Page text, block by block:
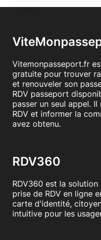
Vitemonpasseport.fr
gratuite pour trouver
et renouveler son
RDV passeport
passer un seul appel.
RDV et informer la
avez obtenu.
RDV360
RDV360 est la solution
prise de RDV en ligne
carte d'identité,
intuitive pour les